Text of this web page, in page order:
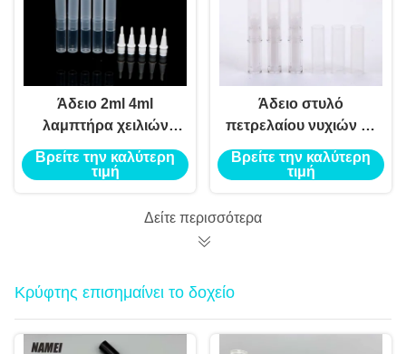
Άδειο 2ml 4ml
λαμπτήρα χειλιών
σωλήνα δοχείο λάδι
με φλοιό νυχιών
αξεσουάρ Twist Pen
Βρείτε την καλύτερη
τιμή
Άδειο στυλό
πετρελαίου νυχιών με
βούρτσα υγρό
υπόστρωμα
μπουκάλια 2 ml 4 ml
Βρείτε την καλύτερη
τιμή
Δείτε περισσότερα
Κρύφτης επισημαίνει το δοχείο